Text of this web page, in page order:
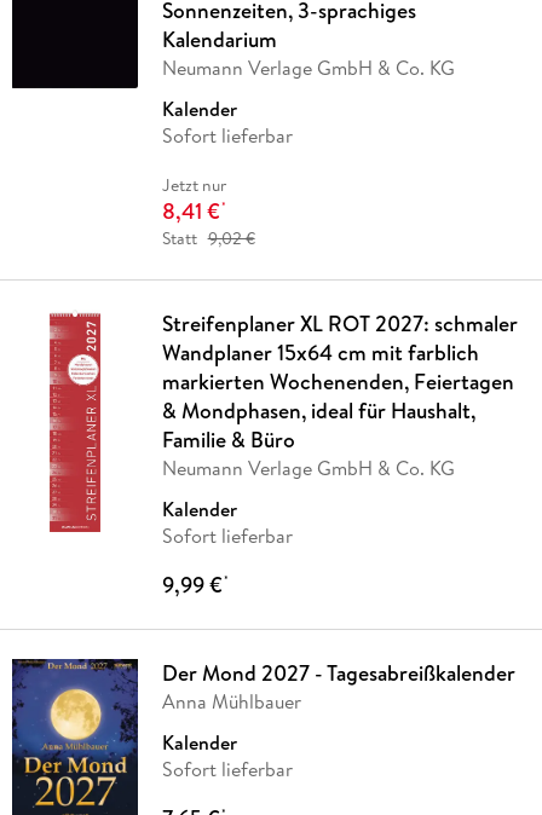
Sonnenzeiten, 3-sprachiges
Kalendarium
Neumann Verlage GmbH & Co. KG
Kalender
Sofort lieferbar
Jetzt nur
8,41 €*
Statt 9,02 €
Streifenplaner XL ROT 2027: schmaler
Wandplaner 15x64 cm mit farblich
markierten Wochenenden, Feiertagen
& Mondphasen, ideal für Haushalt,
Familie & Büro
Neumann Verlage GmbH & Co. KG
Kalender
Sofort lieferbar
9,99 €*
Der Mond 2027 - Tagesabreißkalender
Anna Mühlbauer
Kalender
Sofort lieferbar